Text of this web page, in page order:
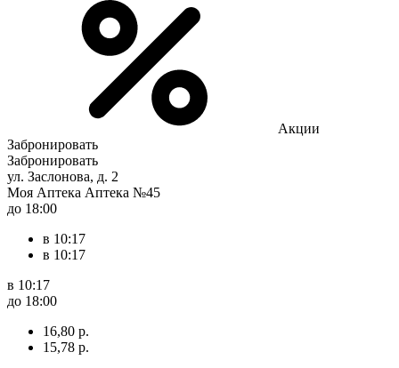
Акции
Забронировать
Забронировать
ул. Заслонова, д. 2
Моя Аптека Аптека №45
до 18:00
в 10:17
в 10:17
в 10:17
до 18:00
16,80 р.
15,78 р.